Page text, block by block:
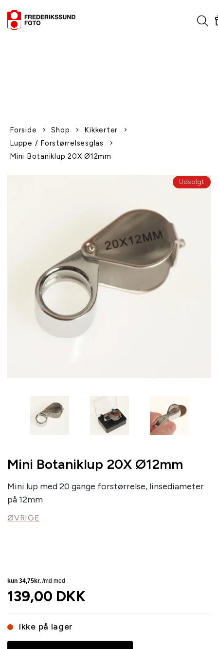
Forside Shop
Kikkerter
Luppe / Forstørrelsesglas
Mini Botaniklup 20X Ø12mm
Udsolgt
Mini Botaniklup 20X Ø12mm
Mini lup med 20 gange forstørrelse, linsediameter
på 12mm
ØVRIGE
139,00 DKK
Ikke på lager